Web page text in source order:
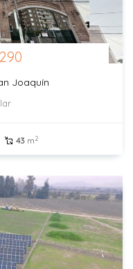
Joaquín
43 m2